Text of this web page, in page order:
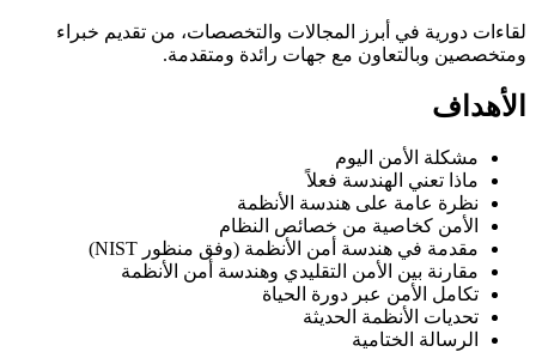
لقاءات دورية في أبرز المجالات والتخصصات، من تقديم خبراء
ومتخصصين وبالتعاون مع جهات رائدة ومتقدمة.
الأهداف
مشكلة الأمن اليوم
ماذا تعني الهندسة فعلاً
نظرة عامة على هندسة الأنظمة
الأمن كخاصية من خصائص النظام
مقدمة في هندسة أمن الأنظمة (وفق منظور NIST)
مقارنة بين الأمن التقليدي وهندسة أمن الأنظمة
تكامل الأمن عبر دورة الحياة
تحديات الأنظمة الحديثة
الرسالة الختامية